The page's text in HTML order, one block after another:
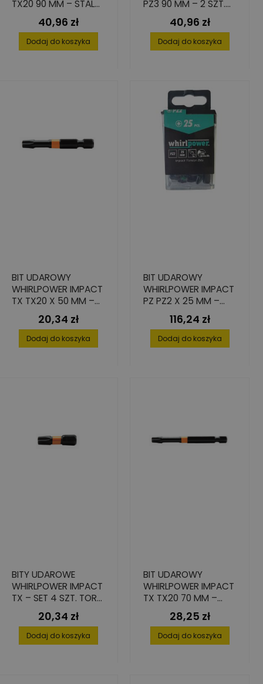
TX20 90 MM – STAL
S2, 2 SZT.Cena
40,96 zł
Dodaj do koszyka
PZ3 90 MM – 2 SZT.
WYSOKA TWARDOŚĆ
I TRWAŁOŚĆ
Cena
40,96 zł
Dodaj do koszyka
BIT UDAROWY
WHIRLPOWER IMPACT
TX TX20 X 50 MM –
WYSOKA PRECYZJA I
ODPORNOŚĆ NA
PĘKANIE
Cena
20,34 zł
Dodaj do koszyka
BIT UDAROWY
WHIRLPOWER IMPACT
PZ PZ2 X 25 MM –
SET 25 SZT.
Cena
116,24 zł
Dodaj do koszyka
BITY UDAROWE
WHIRLPOWER IMPACT
TX – SET 4 SZT. TORX
TX40, 25 MM
Cena
20,34 zł
Dodaj do koszyka
BIT UDAROWY
WHIRLPOWER IMPACT
TX TX20 70 MM –
WYSOKA PRECYZJA I
TRWAŁOŚĆ (2 SZT.)
Cena
28,25 zł
Dodaj do koszyka